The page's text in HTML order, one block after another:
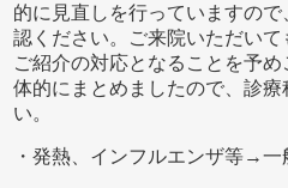
的に見直しを行っていますの
認ください。ご来院いただい
ご紹介の対応となることを予
体的にまとめましたので、診
い。
・発熱、インフルエンザ等→一